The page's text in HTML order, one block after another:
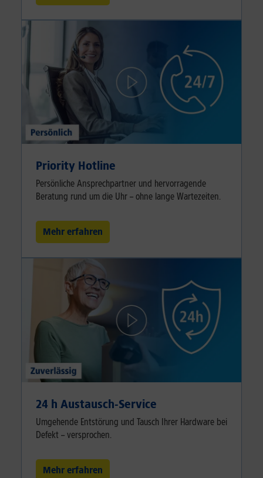
Priority Hotline
Persönliche Ansprechpartner und hervorragende
Beratung rund um die Uhr – ohne lange Wartezeiten.
Mehr erfahren
24 h Austausch-Service
Umgehende Entstörung und Tausch Ihrer Hardware bei
Defekt – versprochen.
Mehr erfahren